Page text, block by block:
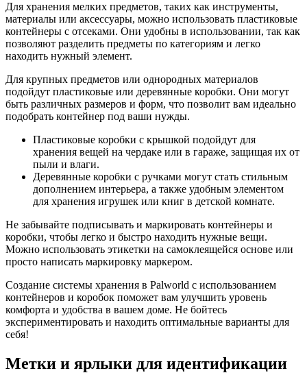
Для хранения мелких предметов, таких как инструменты,
материалы или аксессуары, можно использовать пластиковые
контейнеры с отсеками. Они удобны в использовании, так как
позволяют разделить предметы по категориям и легко
находить нужный элемент.
Для крупных предметов или однородных материалов
подойдут пластиковые или деревянные коробки. Они могут
быть различных размеров и форм, что позволит вам идеально
подобрать контейнер под ваши нужды.
Пластиковые коробки с крышкой подойдут для
хранения вещей на чердаке или в гараже, защищая их от
пыли и влаги.
Деревянные коробки с ручками могут стать стильным
дополнением интерьера, а также удобным элементом
для хранения игрушек или книг в детской комнате.
Не забывайте подписывать и маркировать контейнеры и
коробки, чтобы легко и быстро находить нужные вещи.
Можно использовать этикетки на самоклеящейся основе или
просто написать маркировку маркером.
Создание системы хранения в Palworld с использованием
контейнеров и коробок поможет вам улучшить уровень
комфорта и удобства в вашем доме. Не бойтесь
экспериментировать и находить оптимальные варианты для
себя!
Метки и ярлыки для идентификации